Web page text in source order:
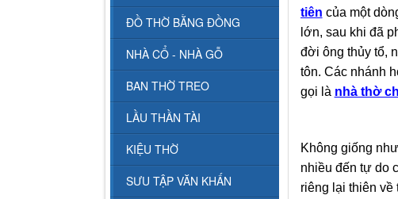
tiên của một
lớn, sau khi đã
đời ông thủy tổ,
tôn. Các nhánh
gọi là nhà thờ
Không giống
nhiều đến tự do
riêng lại thiên
ĐỒ THỜ BẰNG ĐỒNG
NHÀ CỔ - NHÀ GỖ
BAN THỜ TREO
LẦU THẦN TÀI
KIỆU THỜ
SƯU TẬP VĂN KHẤN